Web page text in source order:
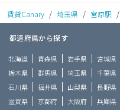
賃貸Canary / 埼玉県 / 宮原駅 /
都道府県から探す
北海道 青森県 岩手県 宮城県
栃木県
群馬県 埼玉県 千葉県
石川県
福井県 山梨県 長野県
滋賀県
京都府 大阪府 兵庫県